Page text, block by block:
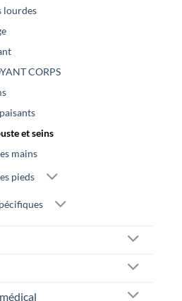
lourdes
CORPS
et seins
mains
pieds